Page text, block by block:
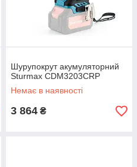
Шурупокрут акумуляторний
Sturmax CDM3203CRP
Немає в наявності
3 864 ₴